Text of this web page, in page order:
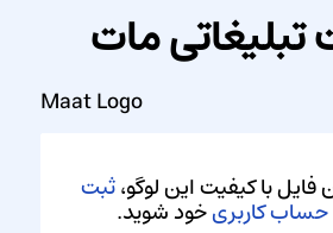
مات
Maat Logo
فایل با کیفیت این لوگو،ثبت
حساب کاربریخود شوید.